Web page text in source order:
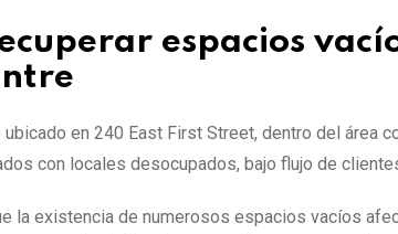
espacios
en 240 East First Street, dentro del área
con locales desocupados, bajo flujo de
la existencia de numerosos espacios vacíos